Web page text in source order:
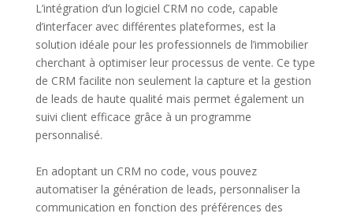
L’intégration d’un logiciel CRM no code, capable
d’interfacer avec différentes plateformes, est la
solution idéale pour les professionnels de l’immobilier
cherchant à optimiser leur processus de vente. Ce type
de CRM facilite non seulement la capture et la gestion
de leads de haute qualité mais permet également un
suivi client efficace grâce à un programme
personnalisé.
En adoptant un CRM no code, vous pouvez
automatiser la génération de leads, personnaliser la
communication en fonction des préférences des